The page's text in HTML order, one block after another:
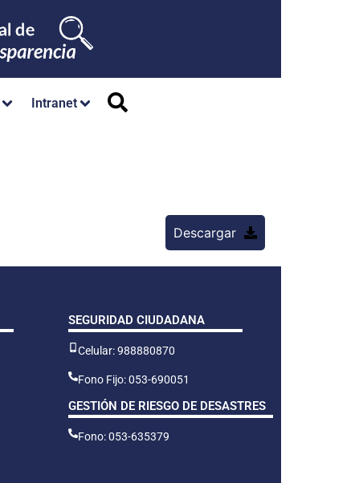
Intranet
Descargar
SEGURIDAD CIUDADANA
Celular: 988880870
Fono Fijo: 053-690051
GESTIÓN DE RIESGO DE DESASTRES
Fono: 053-635379